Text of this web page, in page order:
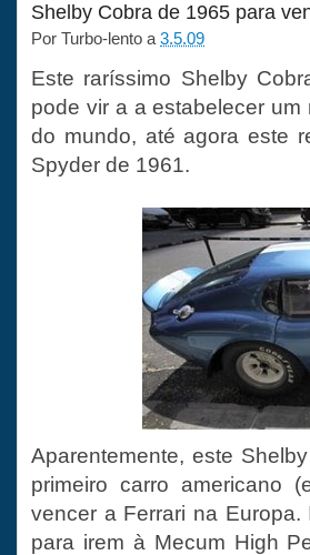
Shelby Cobra de 1965 para
Por Turbo-lento a 3.5.09
Este raríssimo Shelby
pode vir a a estabelecer
do mundo, até agora este
Spyder de 1961.
Aparentemente, este
primeiro carro americano
vencer a Ferrari na
para irem à Mecum High